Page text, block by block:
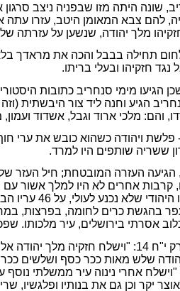
שונה היתה מזו שבפניה ניצב
להם צבא המאומן היטב, עזרו
מלך יהודה, שנשען על עזרתה
חזקיהו ובעלי בריתו.
הגיעו מימי סנחריב כתובות
הגיע וחנה ליד צור היבשתית
והם: מלכי ארוד וגבל, אשדוד
ויהודה כשהוא כובש את ערי חוף
ששריה שותפים היו למרד.
העזרה המובטחת; חיל העזר
קרבות אחרים לא היו למלך אשור
הכתובת
בהגשת כרים לחומה, בפרצות,
אסרתי בירושלים, עיר מלכותו.
כאן נכנע חזקיהו. וזהו שנאמר בפרק
שלש מאות ככר כסף ושלשים
יקר וכן גם את בנותיו ופלגשיו,